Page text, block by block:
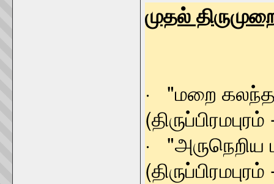
முதல்
· "மறை கலந்த
·